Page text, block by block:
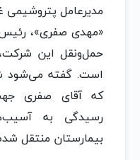
مدیرعامل
«مهدی صفری»،
حمل‌ونقل این
است. گفته می‌شود
که آقای صفری
رسیدگی به
بیمارستان منتقل